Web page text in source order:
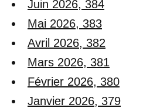
Juin 2026, 384
Mai 2026, 383
Avril 2026, 382
Mars 2026, 381
Février 2026, 380
Janvier 2026, 379